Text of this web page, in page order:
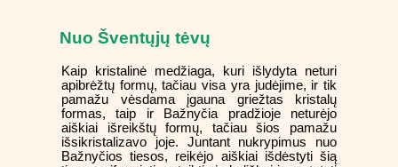
Nuo Šventųjų tėvų
Kaip kristalinė medžiaga, kuri išlydyta neturi
apibrėžtų formų, tačiau visa yra judėjime, ir tik
pamažu vėsdama įgauna griežtas kristalų
formas, taip ir Bažnyčia pradžioje neturėjo
aiškiai išreikštų formų, tačiau šios pamažu
išsikristalizavo joje. Juntant nukrypimus nuo
Bažnyčios tiesos, reikėjo aiškiai išdėstyti šią